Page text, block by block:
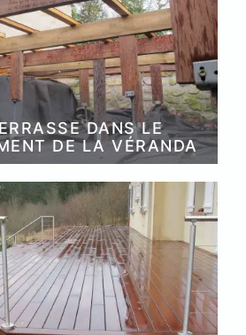
DANS LE
DE LA VÉRANDA